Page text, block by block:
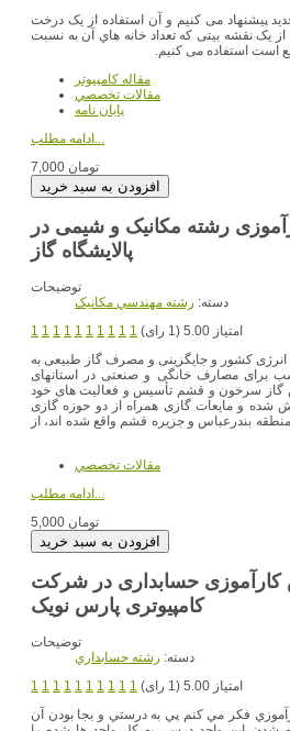
پیشنهاد می کنیم و آن استفاده از یک درخت
یک نقشه بیتی که تعداد خانه هاي آن به نسبت
است استفاده می کنیم.
مقاله کامپیوتر
مقالات تخصصي
پایان نامه
ادامه مطلب...
7,000 تومان
رشته مکانیک و شیمی در
پالایشگاه گاز
توضیحات
دسته: رشته مهندسي مکانيک
1 1 1 1 1 1 1 1 1 1
امتیاز 5.00 (1 رای)
انرژی کشور و جایگزینی و مصرف گاز طبیعی به
برای مصارف خانگی و صنعتی در استانهای
گاز سرخون و قشم تأسیس و فعالیت های خود
شده و مایعات گازی همراه از دو حوزه گازی
بندرعباس و جزیره قشم واقع شده اند، از
مقالات تخصصي
5,000 تومان
کارآموزی حسابداری در شرکت
کامپيوتری پارس نويک
توضیحات
دسته: رشته حسابداري
1 1 1 1 1 1 1 1 1 1
امتیاز 5.00 (1 رای)
فكر مي كنم پي به درستي و بجا بودن آن